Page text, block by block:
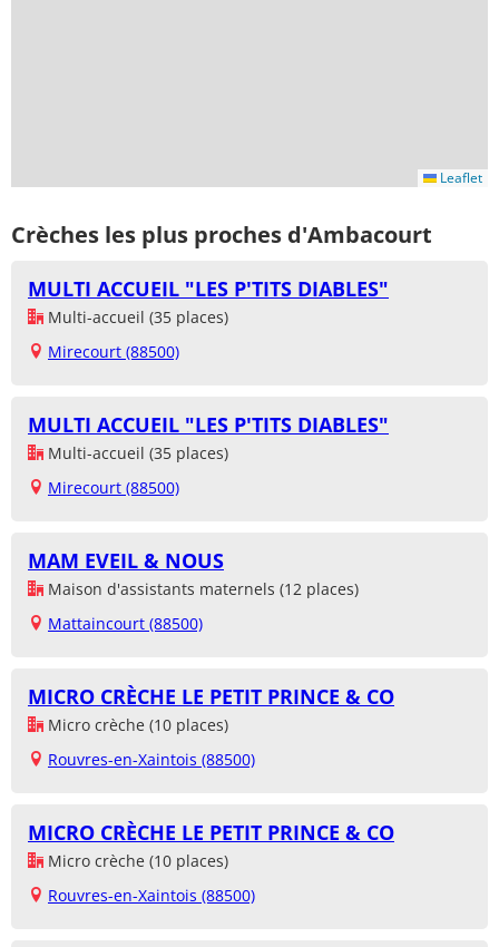
Leaflet
Crèches les plus proches d'Ambacourt
MULTI ACCUEIL "LES P'TITS DIABLES"
Multi-accueil (35 places)
Mirecourt (88500)
MULTI ACCUEIL "LES P'TITS DIABLES"
Multi-accueil (35 places)
Mirecourt (88500)
MAM EVEIL & NOUS
Maison d'assistants maternels (12 places)
Mattaincourt (88500)
MICRO CRÈCHE LE PETIT PRINCE & CO
Micro crèche (10 places)
Rouvres-en-Xaintois (88500)
MICRO CRÈCHE LE PETIT PRINCE & CO
Micro crèche (10 places)
Rouvres-en-Xaintois (88500)